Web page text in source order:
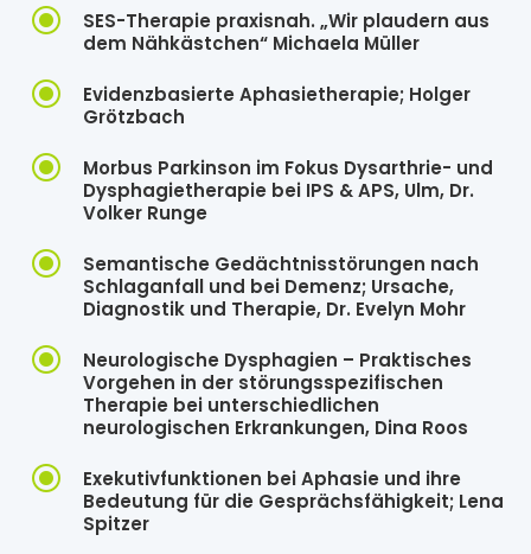
\
SES-Therapie praxisnah. „Wir plaudern aus
dem Nähkästchen“ Michaela Müller
\
Evidenzbasierte Aphasietherapie; Holger
Grötzbach
\
Morbus Parkinson im Fokus Dysarthrie- und
Dysphagietherapie bei IPS & APS, Ulm, Dr.
Volker Runge
\
Semantische Gedächtnisstörungen nach
Schlaganfall und bei Demenz; Ursache,
Diagnostik und Therapie, Dr. Evelyn Mohr
\
Neurologische Dysphagien – Praktisches
Vorgehen in der störungsspezifischen
Therapie bei unterschiedlichen
neurologischen Erkrankungen, Dina Roos
\
Exekutivfunktionen bei Aphasie und ihre
Bedeutung für die Gesprächsfähigkeit; Lena
Spitzer